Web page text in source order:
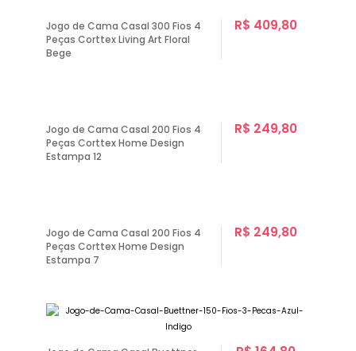
Jogo de Cama Casal 300 Fios 4
Peças Corttex Living Art Floral
Bege
R$ 409,80
Jogo de Cama Casal 200 Fios 4
Peças Corttex Home Design
Estampa 12
R$ 249,80
Jogo de Cama Casal 200 Fios 4
Peças Corttex Home Design
Estampa 7
R$ 249,80